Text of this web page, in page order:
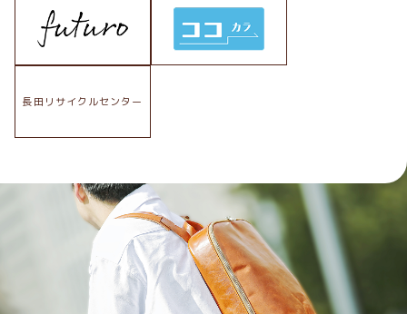
長田リサイクルセンター